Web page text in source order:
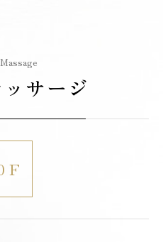
サージ
F